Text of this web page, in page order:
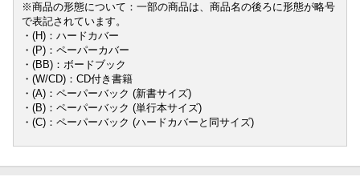
※商品の形態について：一部の商品は、商品名の後ろに形態が略号
で表記されています。
・(H)：ハードカバー
・(P)：ペーパーカバー
・(BB)：ボードブック
・(W/CD)：CD付き書籍
・(A)：ペーパーバック (新書サイズ)
・(B)：ペーパーバック (単行本サイズ)
・(C)：ペーパーバック (ハードカバーと同サイズ)